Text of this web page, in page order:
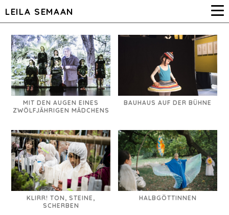
LEILA SEMAAN
MIT DEN AUGEN EINES
ZWÖLFJÄHRIGEN MÄDCHENS
BAUHAUS AUF DER BÜHNE
KLIRR! TON, STEINE,
SCHERBEN
HALBGÖTTINNEN